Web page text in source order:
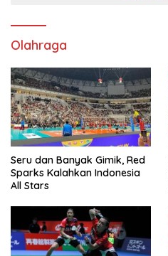
Olahraga
Seru dan Banyak Gimik, Red
Sparks Kalahkan Indonesia
All Stars